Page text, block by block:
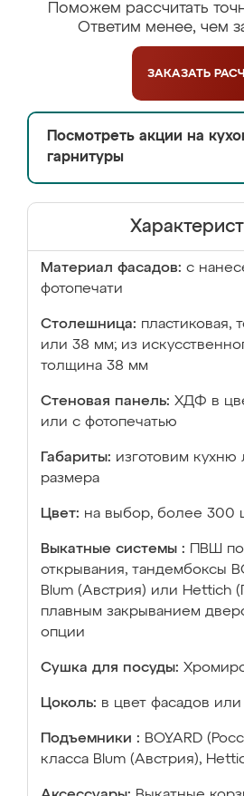
Поможем рассчитать
Ответим менее, чем
ЗАКАЗАТЬ
Посмотреть акции на
гарнитуры
Материал фасадов: с
фотопечати
Столешница: пластиковая,
или 38 мм; из
толщина 38 мм
Стеновая панель: ХДФ в
или с фотопечатью
Габариты: изготовим кухню
размера
Цвет: на выбор, более 300
Выкатные системы :
ПВШ
открывания, тандембоксы
Blum (Австрия) или Hettich
плавным закрыванием
опции
Сушка для посуды:
Цоколь: в цвет фасадов или
Подъемники : BOYARD
класса Blum (Австрия),